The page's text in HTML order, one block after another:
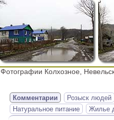
Фотографии Колхозное,
Комментарии
Розыск людей
Натуральное питание
Жилье